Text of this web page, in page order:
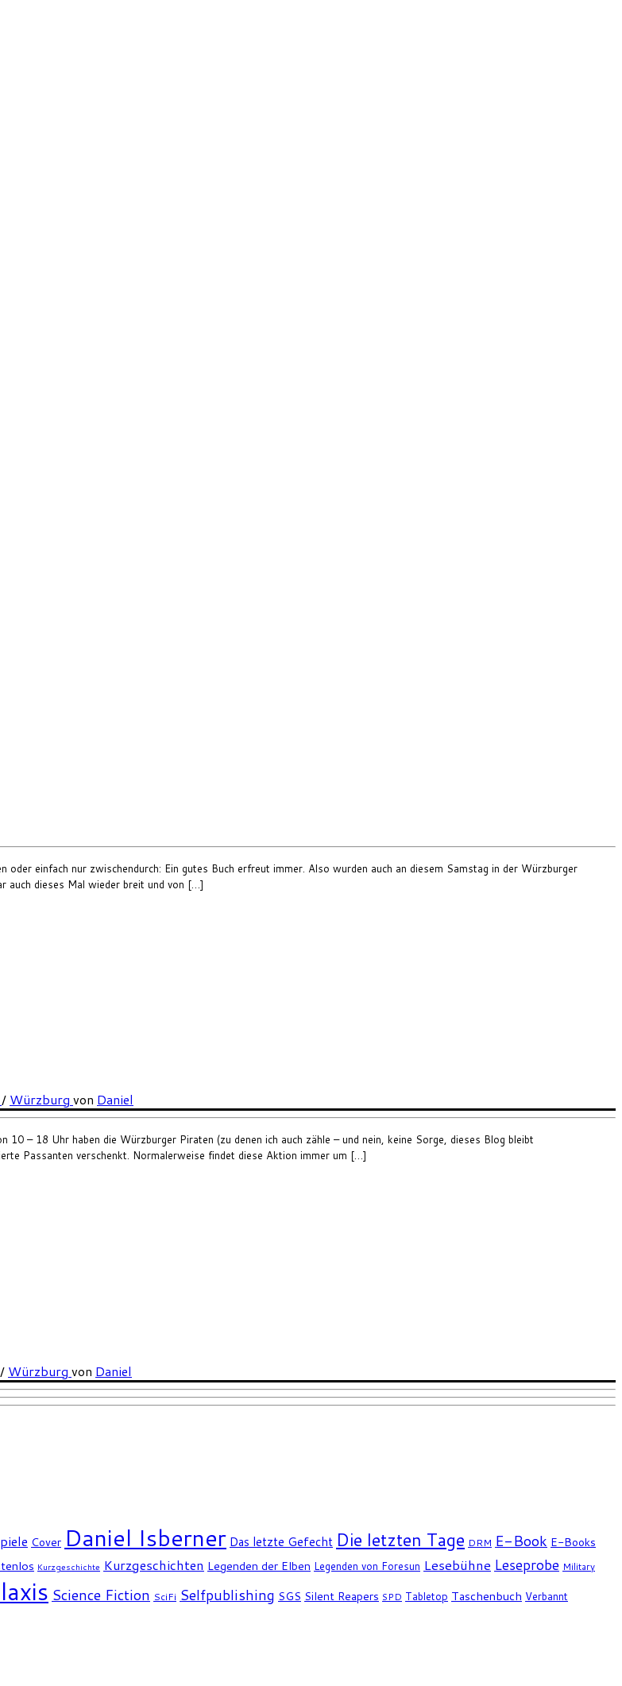
oder einfach nur zwischendurch: Ein gutes Buch erfreut immer. Also wurden auch an diesem Samstag in der Würzburger
auch dieses Mal wieder breit und von […]
/ Würzburg von Daniel
– 18 Uhr haben die Würzburger Piraten (zu denen ich auch zähle – und nein, keine Sorge, dieses Blog bleibt
Passanten verschenkt. Normalerweise findet diese Aktion immer um […]
/ Würzburg von Daniel
Cover Daniel Isberner Das letzte Gefecht Die letzten Tage DRM E-Book E-Books
Kurzgeschichte Kurzgeschichten Legenden der Elben Legenden von Foresun Lesebühne Leseprobe Military
Science Fiction SciFi Selfpublishing SGS Silent Reapers SPD Tabletop Taschenbuch Verbannt